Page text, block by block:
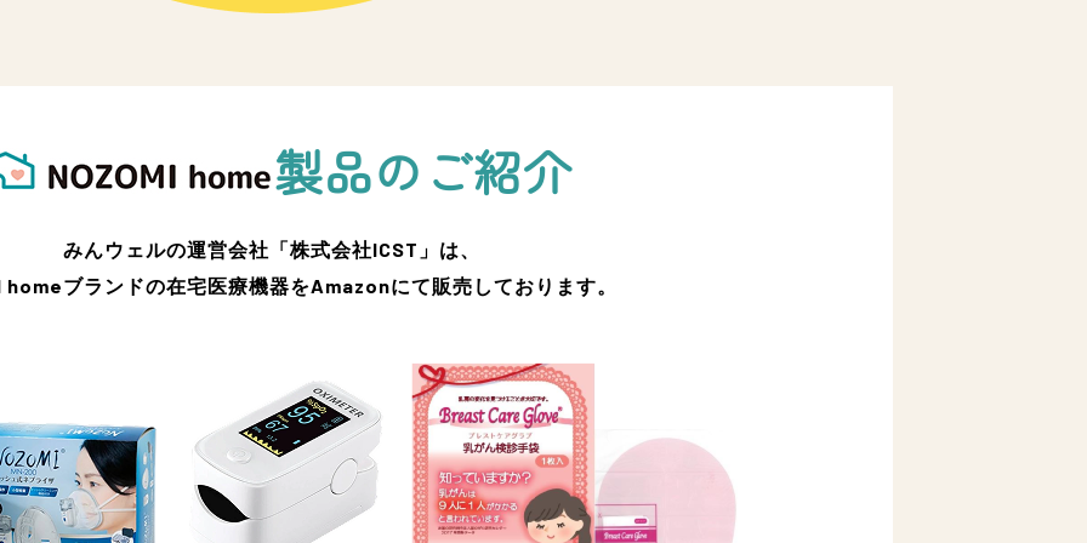
製品のご紹介
みんウェルの運営会社「株式会社ICST」は、
homeブランドの在宅医療機器をAmazonにて販売しております。